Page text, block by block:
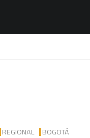
REGIONAL BOGOTÁ